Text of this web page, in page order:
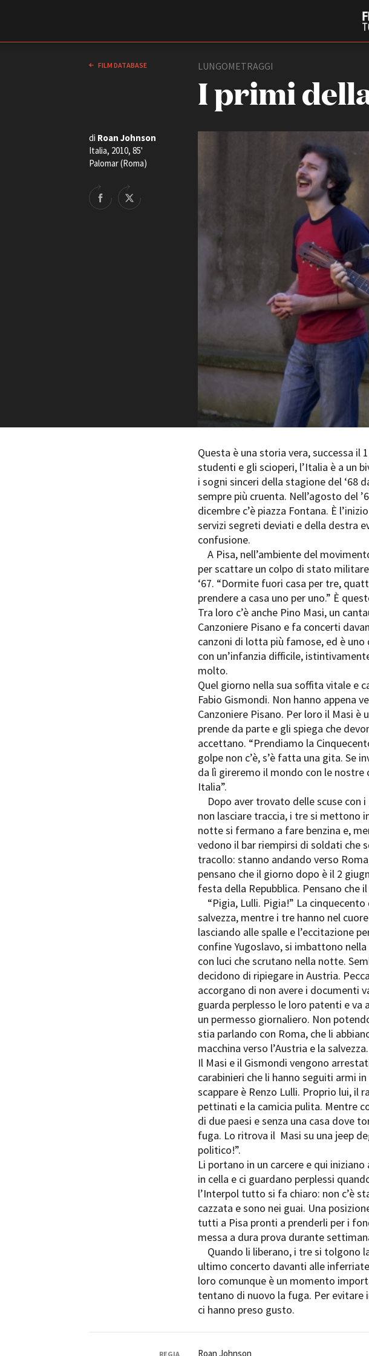
Amministrazione trasparente
Spazi nella sede FCTP
Sala Casting
FILM FUNDS
Piemonte Film Tv Fund
Piemonte Film Tv Development Fund
Piemonte Doc Film Fund
Short Film Fund
Società
Attrici-
FILM
BOOK
NEWS
TFI
Days
Avenue
Guarda
La
Open
Ciak in
Amministrazione trasparente Bandi e gare Contatti
FILM DATABASE LUNGOMETRAGGI
I primi
di Roan Johnson
Italia, 2010, 85'
Palomar (Roma)
Questa è una storia vera, successa
studenti e gli scioperi, l’Italia è a un
i sogni sinceri della stagione del ‘68
sempre più cruenta. Nell’agosto del
dicembre c’è piazza Fontana. È
servizi segreti deviati e della destra
confusione.
A Pisa, nell’ambiente del
per scattare un colpo di stato
‘67. “Dormite fuori casa per tre,
prendere a casa uno per uno.” È
Tra loro c’è anche Pino Masi, un
Canzoniere Pisano e fa concerti
canzoni di lotta più famose, ed è uno
con un’infanzia difficile,
molto.
Quel giorno nella sua soffita vitale e
Fabio Gismondi. Non hanno appena
Canzoniere Pisano. Per loro il Masi è
prende da parte e gli spiega che
accettano. “Prendiamo la
golpe non c’è, s’è fatta una gita. Se
da lì gireremo il mondo con le nostre
Italia”.
Dopo aver trovato delle scuse con
non lasciare traccia, i tre si mettono
notte si fermano a fare benzina e,
vedono il bar riempirsi di soldati che
tracollo: stanno andando verso
pensano che il giorno dopo è il 2
festa della Repubblica. Pensano che
“Pigia, Lulli. Pigia!” La
salvezza, mentre i tre hanno nel
lasciando alle spalle e l’eccitazione
confine Yugoslavo, si imbattono
con luci che scrutano nella notte.
decidono di ripiegare in Austria.
accorgano di non avere i documenti
guarda perplesso le loro patenti e va
un permesso giornaliero. Non
stia parlando con Roma, che li
macchina verso l’Austria e la salvezza.
Il Masi e il Gismondi vengono
carabinieri che li hanno seguiti armi
scappare è Renzo Lulli. Proprio lui, il
pettinati e la camicia pulita. Mentre
di due paesi e senza una casa dove
fuga. Lo ritrova il Masi su una jeep
politico!”.
Li portano in un carcere e qui
in cella e ci guardano perplessi
l’Interpol tutto si fa chiaro: non c’è
cazzata e sono nei guai. Una
tutti a Pisa pronti a prenderli per i
messa a dura prova durante
Quando li liberano, i tre si tolgono
ultimo concerto davanti alle
loro comunque è un momento
tentano di nuovo la fuga. Per evitare
ci hanno preso gusto.
REGIA Roan Johnson